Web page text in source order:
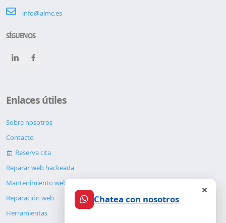
info@almc.es
SÍGUENOS
Enlaces útiles
Sobre nosotros
Contacto
Reserva cita
Reparar web hackeada
Mantenimiento web
Reparación web
Herramientas
Chatea con nosotros